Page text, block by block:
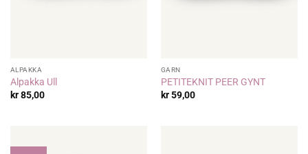
ALPAKKA
Alpakka Ull
kr85,00
GARN
PETITEKNIT PEER GYNT
kr59,00